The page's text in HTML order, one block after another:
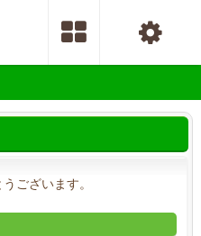
ございます。